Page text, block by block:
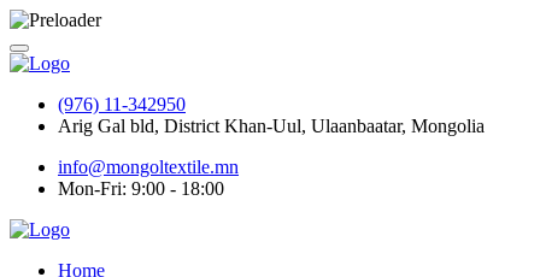
(976) 11-342950
Arig Gal bld, District Khan-Uul, Ulaanbaatar, Mongolia
info@mongoltextile.mn
Mon-Fri: 9:00 - 18:00
Home